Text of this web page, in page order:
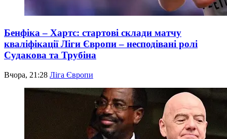
Бенфіка – Хартс: стартові склади матчу
кваліфікації Ліги Європи – несподівані ролі
Судакова та Трубіна
Вчора, 21:28 Ліга Європи